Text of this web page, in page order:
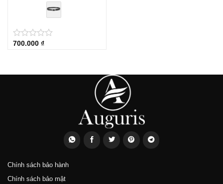
★
★
★
★
★
700.000 ₫
Chính sách bảo hành
Chính sách bảo mật